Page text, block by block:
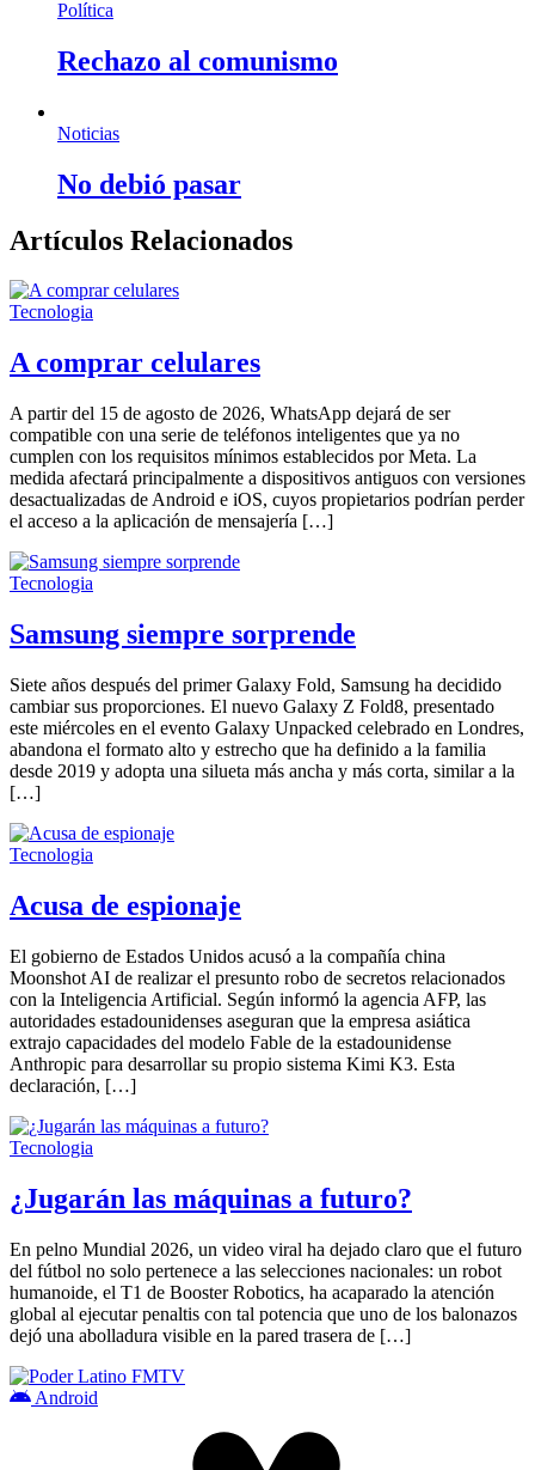
Política
Rechazo al comunismo
Noticias
No debió pasar
Artículos Relacionados
Tecnologia
A comprar celulares
A partir del 15 de agosto de 2026, WhatsApp dejará de ser
compatible con una serie de teléfonos inteligentes que ya no
cumplen con los requisitos mínimos establecidos por Meta. La
medida afectará principalmente a dispositivos antiguos con versiones
desactualizadas de Android e iOS, cuyos propietarios podrían perder
el acceso a la aplicación de mensajería […]
Tecnologia
Samsung siempre sorprende
Siete años después del primer Galaxy Fold, Samsung ha decidido
cambiar sus proporciones. El nuevo Galaxy Z Fold8, presentado
este miércoles en el evento Galaxy Unpacked celebrado en Londres,
abandona el formato alto y estrecho que ha definido a la familia
desde 2019 y adopta una silueta más ancha y más corta, similar a la
[…]
Tecnologia
Acusa de espionaje
El gobierno de Estados Unidos acusó a la compañía china
Moonshot AI de realizar el presunto robo de secretos relacionados
con la Inteligencia Artificial. Según informó la agencia AFP, las
autoridades estadounidenses aseguran que la empresa asiática
extrajo capacidades del modelo Fable de la estadounidense
Anthropic para desarrollar su propio sistema Kimi K3. Esta
declaración, […]
Tecnologia
¿Jugarán las máquinas a futuro?
En pelno Mundial 2026, un video viral ha dejado claro que el futuro
del fútbol no solo pertenece a las selecciones nacionales: un robot
humanoide, el T1 de Booster Robotics, ha acaparado la atención
global al ejecutar penaltis con tal potencia que uno de los balonazos
dejó una abolladura visible en la pared trasera de […]
Android